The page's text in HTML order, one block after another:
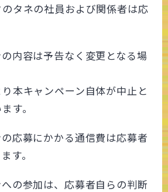
タネの社員および関係者は応
内容は予告なく変更となる場
本キャンペーン自体が中止と
す。
応募にかかる通信費は応募者
す。
の参加は、応募者自らの判断